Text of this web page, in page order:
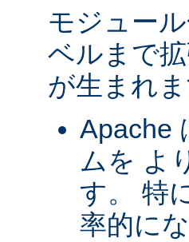
モジュー
ベルまで
が生まれ
Apache
ムを よ
す。 特
率的に